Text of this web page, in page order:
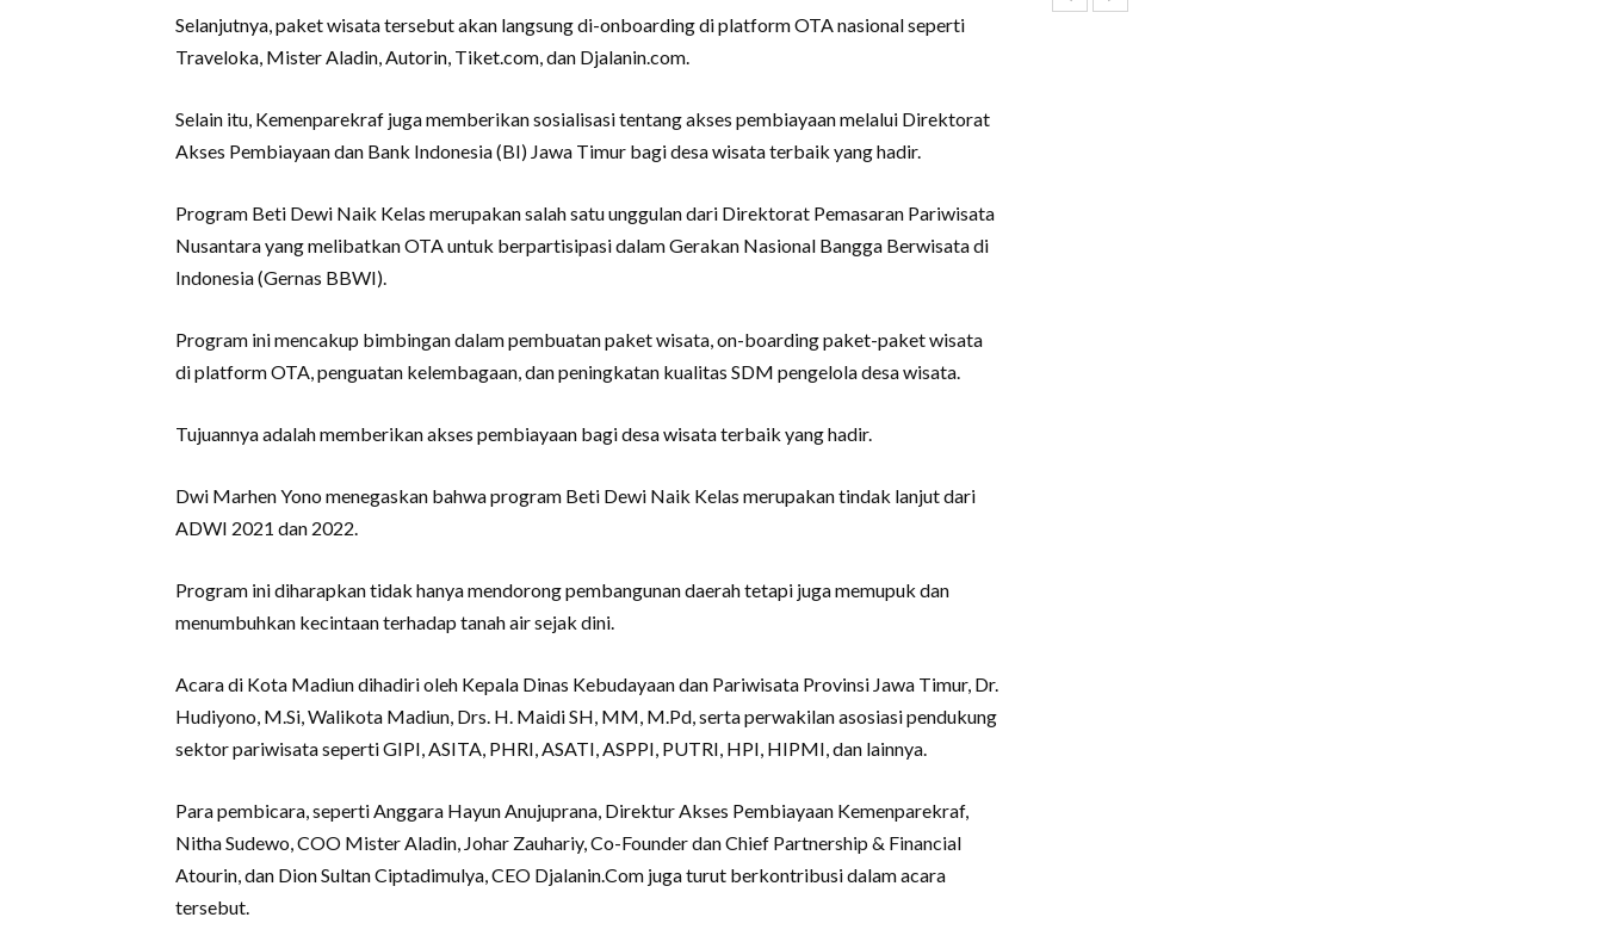
Selanjutnya, paket wisata tersebut akan langsung di-onboarding di platform OTA nasional seperti
Traveloka, Mister Aladin, Autorin, Tiket.com, dan Djalanin.com.
Selain itu, Kemenparekraf juga memberikan sosialisasi tentang akses pembiayaan melalui Direktorat
Akses Pembiayaan dan Bank Indonesia (BI) Jawa Timur bagi desa wisata terbaik yang hadir.
Program Beti Dewi Naik Kelas merupakan salah satu unggulan dari Direktorat Pemasaran Pariwisata
Nusantara yang melibatkan OTA untuk berpartisipasi dalam Gerakan Nasional Bangga Berwisata di
Indonesia (Gernas BBWI).
Program ini mencakup bimbingan dalam pembuatan paket wisata, on-boarding paket-paket wisata
di platform OTA, penguatan kelembagaan, dan peningkatan kualitas SDM pengelola desa wisata.
Tujuannya adalah memberikan akses pembiayaan bagi desa wisata terbaik yang hadir.
Dwi Marhen Yono menegaskan bahwa program Beti Dewi Naik Kelas merupakan tindak lanjut dari
ADWI 2021 dan 2022.
Program ini diharapkan tidak hanya mendorong pembangunan daerah tetapi juga memupuk dan
menumbuhkan kecintaan terhadap tanah air sejak dini.
Acara di Kota Madiun dihadiri oleh Kepala Dinas Kebudayaan dan Pariwisata Provinsi Jawa Timur, Dr.
Hudiyono, M.Si, Walikota Madiun, Drs. H. Maidi SH, MM, M.Pd, serta perwakilan asosiasi pendukung
sektor pariwisata seperti GIPI, ASITA, PHRI, ASATI, ASPPI, PUTRI, HPI, HIPMI, dan lainnya.
Para pembicara, seperti Anggara Hayun Anujuprana, Direktur Akses Pembiayaan Kemenparekraf,
Nitha Sudewo, COO Mister Aladin, Johar Zauhariy, Co-Founder dan Chief Partnership & Financial
Atourin, dan Dion Sultan Ciptadimulya, CEO Djalanin.Com juga turut berkontribusi dalam acara
tersebut.